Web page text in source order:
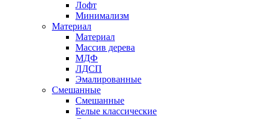
Лофт
Минимализм
Материал
Материал
Массив дерева
МДФ
ЛДСП
Эмалированные
Смешанные
Смешанные
Белые классические